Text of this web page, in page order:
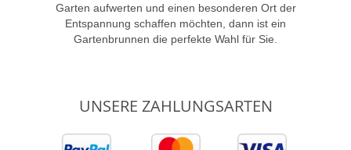
Garten aufwerten und einen besonderen Ort der
Entspannung schaffen möchten, dann ist ein
Gartenbrunnen die perfekte Wahl für Sie.
UNSERE ZAHLUNGSARTEN